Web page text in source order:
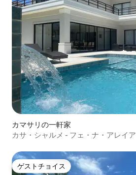
カマサリの一軒家
カサ・シャルメ - フェ・ナ・アレイア
ゲストチョイス
ゲストチョイス